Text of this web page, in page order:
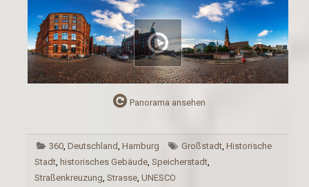
Panorama ansehen
360,Deutschland,Hamburg Großstadt, Historische
Stadt, historisches Gebäude, Speicherstadt,
Straßenkreuzung, Strasse, UNESCO